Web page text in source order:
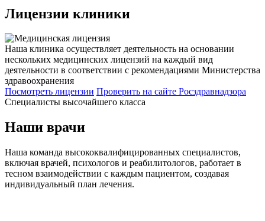
Лицензии клиники
Наша клиника осуществляет деятельность на основании
нескольких медицинских лицензий на каждый вид
деятельности в соответствии с рекомендациями Министерства
здравоохранения
Посмотреть лицензии Проверить на сайте Росздравнадзора
Специалисты высочайшего класса
Наши врачи
Наша команда высококвалифицированных специалистов,
включая врачей, психологов и реабилитологов, работает в
тесном взаимодействии с каждым пациентом, создавая
индивидуальный план лечения.